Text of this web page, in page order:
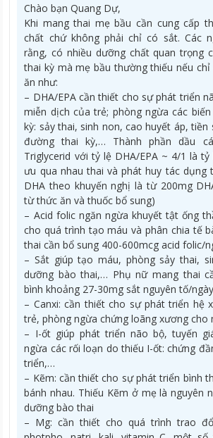
Chào bạn Quang Dự,
Khi mang thai mẹ bầu cần cung cấp
chất chứ không phải chỉ có sắt. Các
rằng, có nhiều dưỡng chất quan trọng
thai kỳ mà mẹ bầu thường thiếu nếu
ăn như:
– DHA/EPA cần thiết cho sự phát triển
miễn dịch của trẻ; phòng ngừa các
kỳ: sảy thai, sinh non, cao huyết áp,
đường thai kỳ,… Thành phần dầu
Triglycerid với tỷ lệ DHA/EPA ~ 4/1 là
ưu qua nhau thai và phát huy tác dụng
DHA theo khuyến nghị là từ 200mg
từ thức ăn và thuốc bổ sung)
– Acid folic ngăn ngừa khuyết tật ống
cho quá trình tạo máu và phân chia tế
thai cần bổ sung 400-600mcg acid folic/
– Sắt giúp tạo máu, phòng sảy thai,
dưỡng bào thai,… Phụ nữ mang thai
bình khoảng 27-30mg sắt nguyên tố/
– Canxi: cần thiết cho sự phát triển hệ
trẻ, phòng ngừa chứng loãng xương cho
– I-ốt giúp phát triển não bộ, tuyến
ngừa các rối loạn do thiếu I-ốt: chứng
triển,…
– Kẽm: cần thiết cho sự phát triển bình
bánh nhau. Thiếu Kẽm ở mẹ là nguyên
dưỡng bào thai
– Mg: cần thiết cho quá trình trao